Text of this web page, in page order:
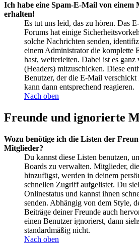
Ich habe eine Spam-E-Mail von einem
erhalten!
Es tut uns leid, das zu hören. Das
Forums hat einige
solche Nachrichten senden,
einem Administrator die komplette
hast, weiterleiten. Dabei ist es
(Headers) mitzuschicken. Diese
Benutzer, der die E-Mail
kann dann entsprechend reagieren.
Nach oben
Freunde und ignorierte
Wozu benötige ich die Listen der
Mitglieder?
Du kannst diese Listen benutzen,
Boards zu verwalten. Mitglieder,
hinzufügst, werden in deinem
schnellen Zugriff aufgelistet. Du
Onlinestatus und kannst ihnen
senden. Abhängig von dem Style,
Beiträge deiner Freunde auch
einen Benutzer ignorierst, dann
standardmäßig nicht.
Nach oben